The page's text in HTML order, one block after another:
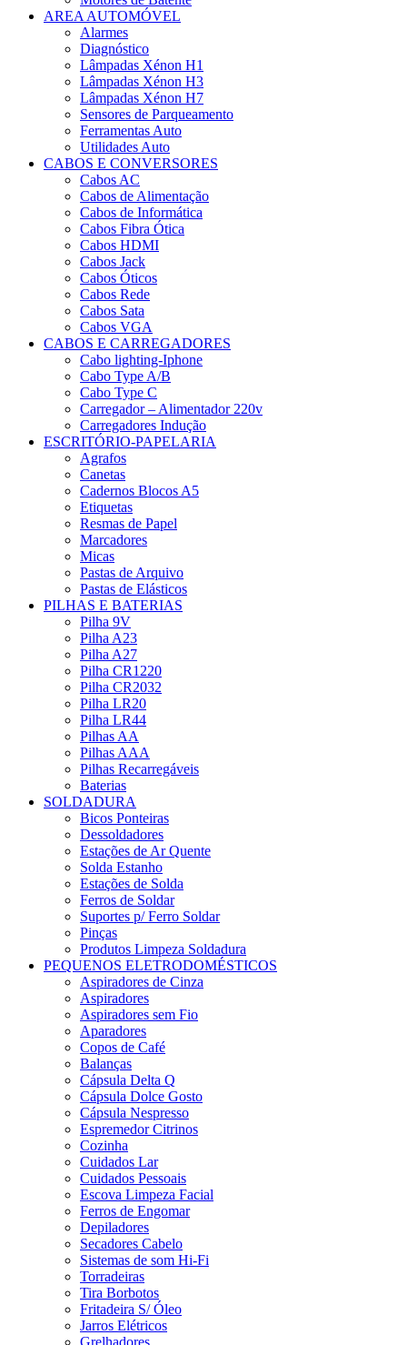
Visor
AREA AUTOMÓVEL
Alarmes
Diagnóstico
Lâmpadas Xénon H1
Lâmpadas Xénon H3
Lâmpadas Xénon H7
Sensores de Parqueamento
Ferramentas Auto
Utilidades Auto
CABOS E CONVERSORES
Cabos AC
Cabos de Alimentação
Cabos de Informática
Cabos Fibra Ótica
Cabos HDMI
Cabos Jack
Cabos Óticos
Cabos Rede
Cabos Sata
Cabos VGA
CABOS E CARREGADORES
Cabo lighting-Iphone
Cabo Type A/B
Cabo Type C
Carregador – Alimentador 220v
Carregadores Indução
ESCRITÓRIO-PAPELARIA
Agrafos
Canetas
Cadernos Blocos A5
Etiquetas
Resmas de Papel
Marcadores
Micas
Pastas de Arquivo
Pastas de Elásticos
PILHAS E BATERIAS
Pilha 9V
Pilha A23
Pilha A27
Pilha CR1220
Pilha CR2032
Pilha LR20
Pilha LR44
Pilhas AA
Pilhas AAA
Pilhas Recarregáveis
Baterias
SOLDADURA
Bicos Ponteiras
Dessoldadores
Estações de Ar Quente
Solda Estanho
Estações de Solda
Ferros de Soldar
Suportes p/ Ferro Soldar
Pinças
Produtos Limpeza Soldadura
PEQUENOS ELETRODOMÉSTICOS
Aspiradores de Cinza
Aspiradores
Aspiradores sem Fio
Aparadores
Copos de Café
Balanças
Cápsula Delta Q
Cápsula Dolce Gosto
Cápsula Nespresso
Espremedor Citrinos
Cozinha
Cuidados Lar
Cuidados Pessoais
Escova Limpeza Facial
Ferros de Engomar
Depiladores
Secadores Cabelo
Sistemas de som Hi-Fi
Torradeiras
Tira Borbotos
Fritadeira S/ Óleo
Jarros Elétricos